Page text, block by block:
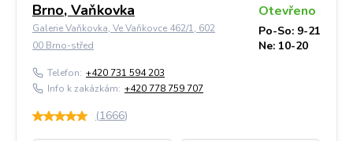
Brno, Vaňkovka
Galerie Vaňkovka, Ve Vaňkovce 462/1, 602
00 Brno-střed
Otevřeno
Po-So: 9-21
Ne: 10-20
Telefon: +420 731 594 203
Info k zakázkám: +420 778 759 707
(1666)